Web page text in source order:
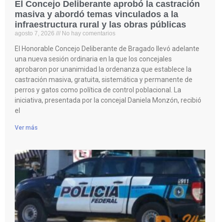
El Concejo Deliberante aprobó la castración
masiva y abordó temas vinculados a la
infraestructura rural y las obras públicas
agosto 7, 2026 No hay comentarios
El Honorable Concejo Deliberante de Bragado llevó adelante
una nueva sesión ordinaria en la que los concejales
aprobaron por unanimidad la ordenanza que establece la
castración masiva, gratuita, sistemática y permanente de
perros y gatos como política de control poblacional. La
iniciativa, presentada por la concejal Daniela Monzón, recibió
el
Ver más